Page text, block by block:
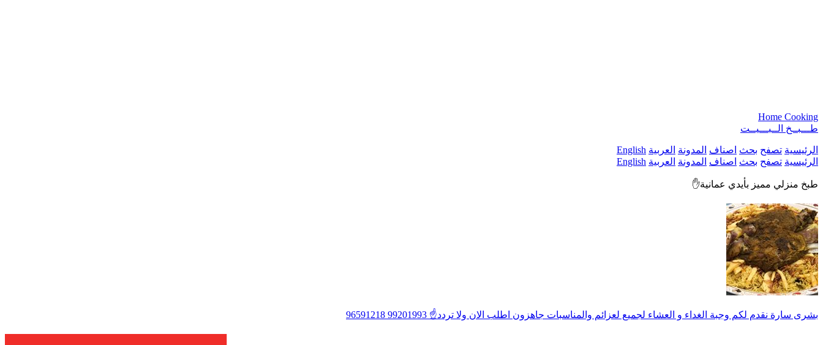
Home Cooking
طـــبــخ الــبـــيــت
الرئيسية تصفح بحث اصناف المدونة العربية English
الرئيسية تصفح بحث اصناف المدونة العربية English
طبخ منزلي مميز بأيدي عمانية✋
بشرى سارة نقدم لكم وجبة الغداء و العشاء لجميع لعزائم والمناسبات جاهزون اطلب الان ولا تردد☝ 99201993 96591218